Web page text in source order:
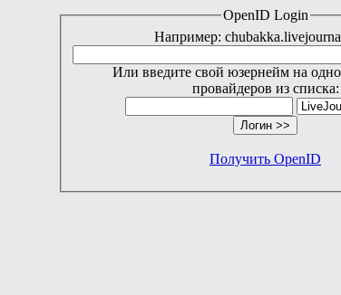
OpenID Login
Например:
Или введите свой юзернейм на
провайдеров из списка:
Получить OpenID